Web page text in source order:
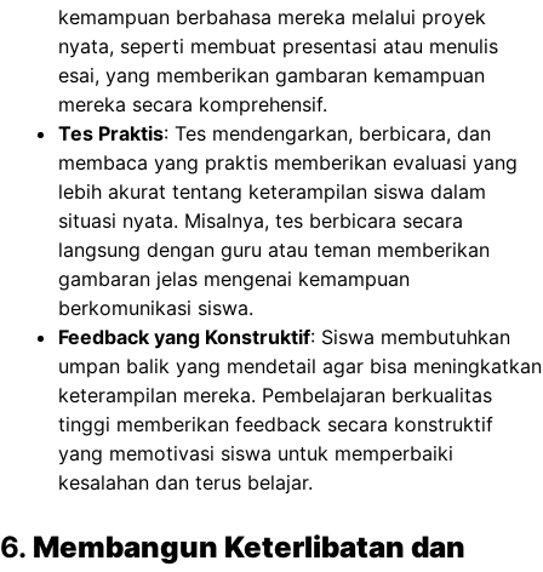
kemampuan berbahasa mereka melalui proyek
nyata, seperti membuat presentasi atau menulis
esai, yang memberikan gambaran kemampuan
mereka secara komprehensif.
Tes Praktis: Tes mendengarkan, berbicara, dan
membaca yang praktis memberikan evaluasi yang
lebih akurat tentang keterampilan siswa dalam
situasi nyata. Misalnya, tes berbicara secara
langsung dengan guru atau teman memberikan
gambaran jelas mengenai kemampuan
berkomunikasi siswa.
Feedback yang Konstruktif: Siswa membutuhkan
umpan balik yang mendetail agar bisa meningkatkan
keterampilan mereka. Pembelajaran berkualitas
tinggi memberikan feedback secara konstruktif
yang memotivasi siswa untuk memperbaiki
kesalahan dan terus belajar.
6. Membangun Keterlibatan dan